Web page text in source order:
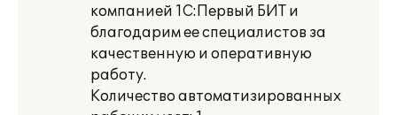
компанией 1С:Первый БИТ и
благодарим ее специалистов за
качественную и оперативную
работу.
Количество автоматизированных